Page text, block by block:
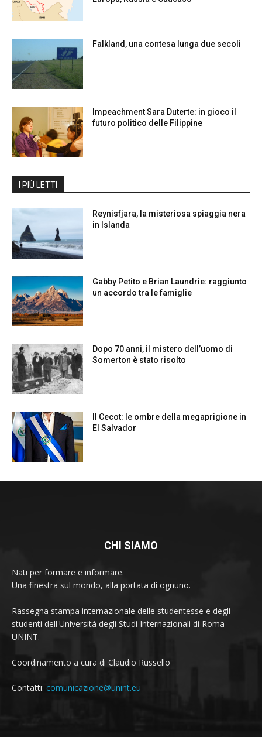
CHI SIAMO
Nati per formare e informare.
Una finestra sul mondo, alla portata di ognuno.
Rassegna stampa internazionale delle studentesse e degli
studenti dell'Università degli Studi Internazionali di Roma
UNINT.
Coordinamento a cura di Claudio Russello
Contatti: comunicazione@unint.eu